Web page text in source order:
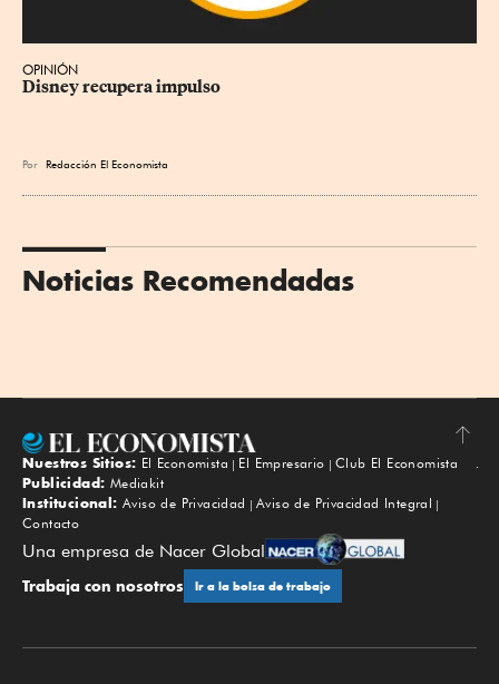
OPINIÓN
Disney recupera impulso
Por Redacción El Economista
Noticias Recomendadas
Subir
Nuestros Sitios: El Economista El Empresario
Club El Economista
Publicidad: Mediakit
Institucional: Aviso de Privacidad
Aviso de Privacidad Integral
Contacto
Una empresa de Nacer Global
Trabaja con nosotros Ir a la bolsa de trabajo